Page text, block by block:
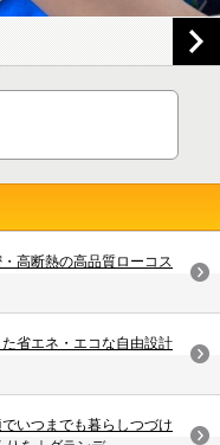
高断熱の高品質ローコス
省エネ・エコな自由設計
いつまでも暮らしつづけ